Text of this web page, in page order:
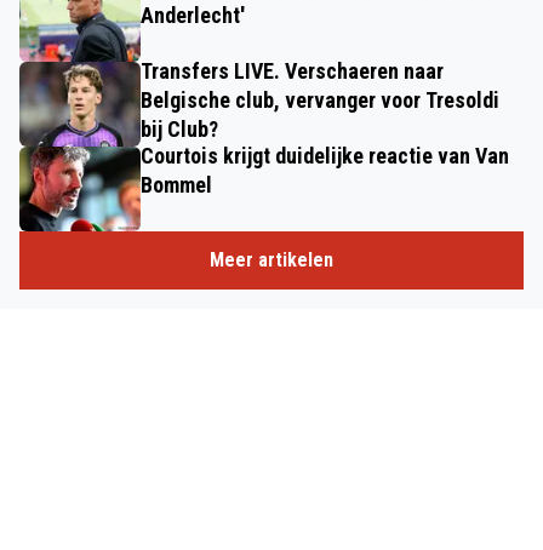
Anderlecht'
Transfers LIVE. Verschaeren naar
Belgische club, vervanger voor Tresoldi
bij Club?
Courtois krijgt duidelijke reactie van Van
Bommel
Meer artikelen